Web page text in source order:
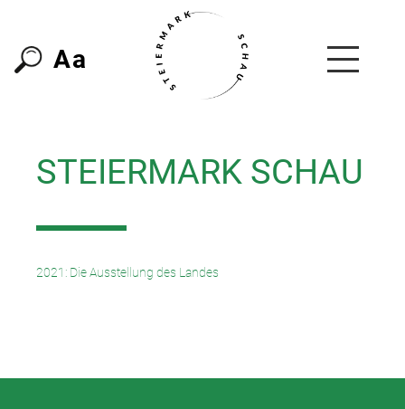
Aa
STEIERMARK SCHAU
2021: Die Ausstellung des Landes